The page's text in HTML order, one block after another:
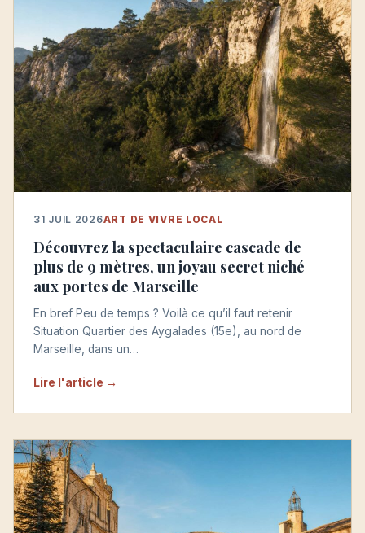
31 JUIL 2026ART DE VIVRE LOCAL
Découvrez la spectaculaire cascade de
plus de 9 mètres, un joyau secret niché
aux portes de Marseille
En bref Peu de temps ? Voilà ce qu’il faut retenir
Situation Quartier des Aygalades (15e), au nord de
Marseille, dans un…
Lire l'article →